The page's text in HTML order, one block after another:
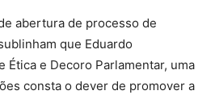
abertura de processo de
que Eduardo
Ética e Decoro Parlamentar, uma
consta o dever de promover a